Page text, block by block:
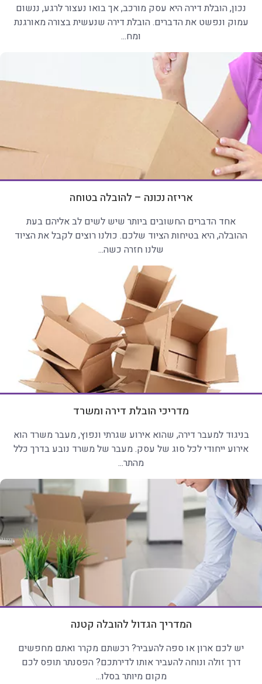
נכון, הובלת דירה היא עסק מורכב, אך בואו נעצור לרגע, ננשום
עמוק ונפשט את הדברים. הובלת דירה שנעשית בצורה מאורגנת
ומח...
אריזה נכונה – להובלה בטוחה
אחד הדברים החשובים ביותר שיש לשים לב אליהם בעת
ההובלה, היא בטיחות הציוד שלכם. כולנו רוצים לקבל את הציוד
שלנו חזרה כשה...
מדריכי הובלת דירה ומשרד
בניגוד למעבר דירה, שהוא אירוע שגרתי ונפוץ, מעבר משרד הוא
אירוע ייחודי לכל סוג של עסק. מעבר של משרד נובע בדרך כלל
מהתר...
המדריך הגדול להובלה קטנה
יש לכם ארון או ספה להעביר? רכשתם מקרר ואתם מחפשים
דרך זולה ונוחה להעביר אותו לדירתכם? הפסנתר תופס לכם
מקום מיותר בסלו...